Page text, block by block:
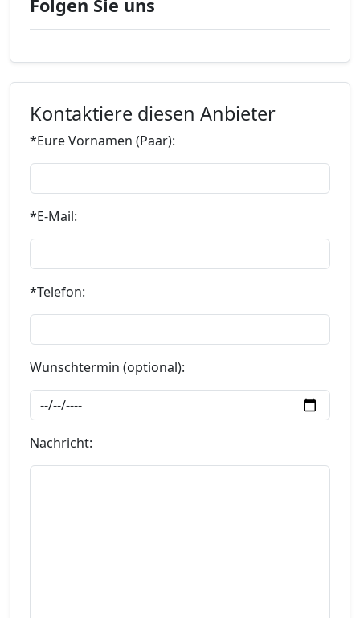
Folgen Sie uns
Kontaktiere diesen Anbieter
*Eure Vornamen (Paar):
*E-Mail:
*Telefon:
Wunschtermin (optional):
Nachricht: